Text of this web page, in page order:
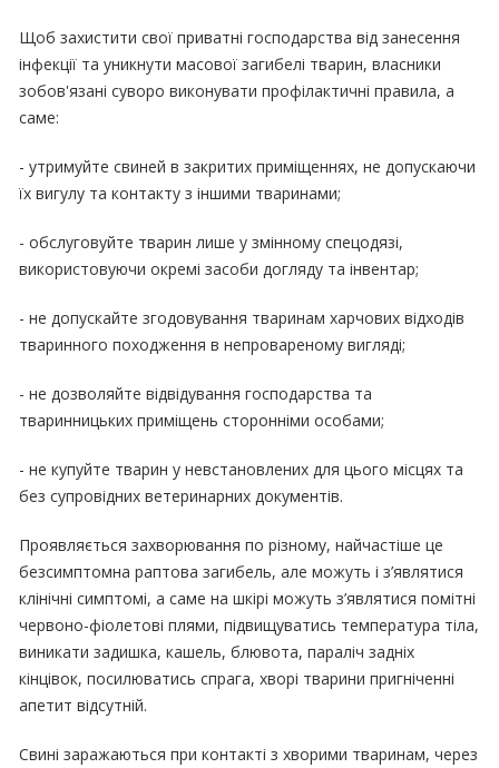
Щоб захистити свої приватні господарства від занесення
інфекції та уникнути масової загибелі тварин, власники
зобов'язані суворо виконувати профілактичні правила, а
саме:
- утримуйте свиней в закритих приміщеннях, не допускаючи
їх вигулу та контакту з іншими тваринами;
- обслуговуйте тварин лише у змінному спецодязі,
використовуючи окремі засоби догляду та інвентар;
- не допускайте згодовування тваринам харчових відходів
тваринного походження в непровареному вигляді;
- не дозволяйте відвідування господарства та
тваринницьких приміщень сторонніми особами;
- не купуйте тварин у невстановлених для цього місцях та
без супровідних ветеринарних документів.
Проявляється захворювання по різному, найчастіше це
безсимптомна раптова загибель, але можуть і з’являтися
клінічні симптомі, а саме на шкірі можуть з’являтися помітні
червоно-фіолетові плями, підвищуватись температура тіла,
виникати задишка, кашель, блювота, параліч задніх
кінцівок, посилюватись спрага, хворі тварини пригніченні
апетит відсутній.
Свині заражаються при контакті з хворими тваринам, через